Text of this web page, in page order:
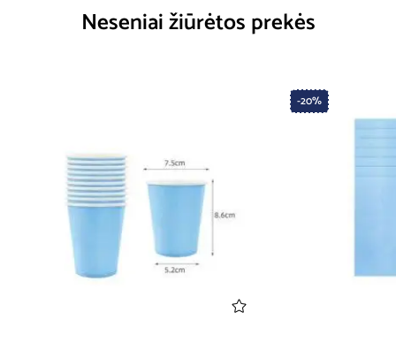
Neseniai žiūrėtos prekės
-20%